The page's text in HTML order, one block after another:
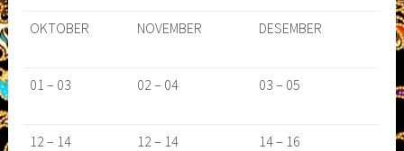
OKTOBER NOVEMBER DESEMBER
01 – 03 02 – 04 03 – 05
12 – 14 12 – 14 14 – 16